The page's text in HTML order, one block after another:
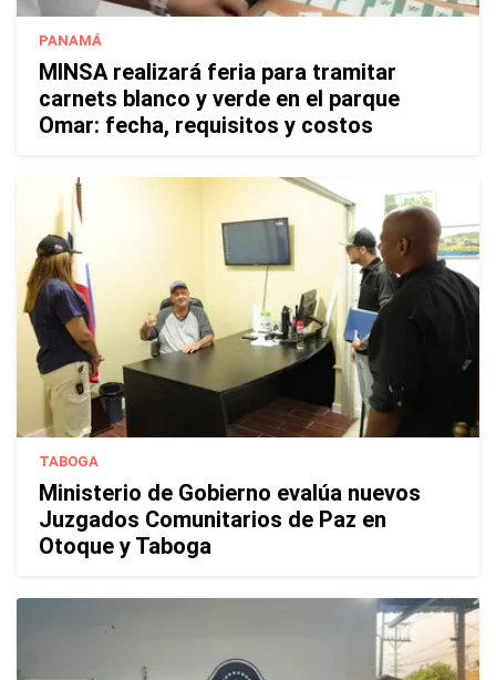
PANAMÁ
MINSA realizará feria para tramitar
carnets blanco y verde en el parque
Omar: fecha, requisitos y costos
TABOGA
Ministerio de Gobierno evalúa nuevos
Juzgados Comunitarios de Paz en
Otoque y Taboga